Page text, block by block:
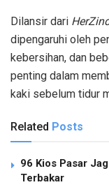
Dilansir dari
dipengaruhi oleh
kebersihan, dan
penting dalam
kaki sebelum tidur
Related Posts
96 Kios Pasar
Terbakar